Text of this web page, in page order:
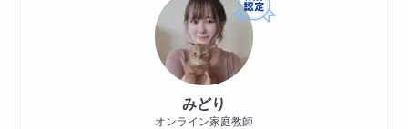
みどり
オンライン家庭教師